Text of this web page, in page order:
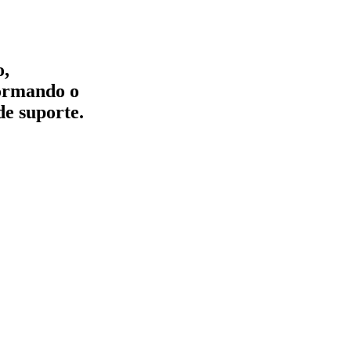
o
suporte.